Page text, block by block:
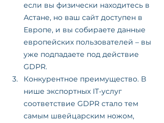
если вы физически находитесь в
Астане, но ваш сайт доступен в
Европе, и вы собираете данные
европейских пользователей – вы
уже подпадаете под действие
GDPR.
Конкурентное преимущество. В
нише экспортных IT-услуг
соответствие GDPR стало тем
самым швейцарским ножом,